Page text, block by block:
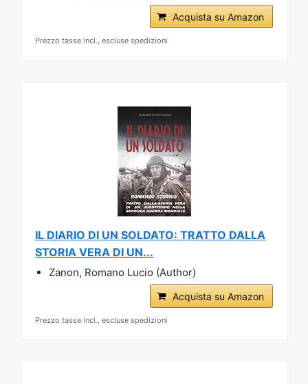
Acquista su Amazon
Prezzo tasse incl., escluse spedizioni
IL DIARIO DI UN SOLDATO: TRATTO DALLA
STORIA VERA DI UN...
Zanon, Romano Lucio (Author)
Acquista su Amazon
Prezzo tasse incl., escluse spedizioni